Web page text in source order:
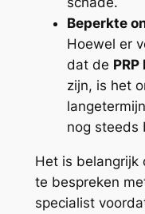
Beperkte
Hoewel er
dat de
zijn, is het
nog steeds
Het is belangrijk
te bespreken
specialist